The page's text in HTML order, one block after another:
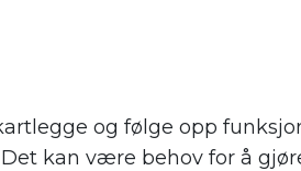
og følge opp
kan være behov for å